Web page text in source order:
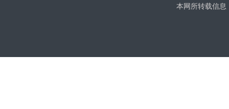
本网所转载信息